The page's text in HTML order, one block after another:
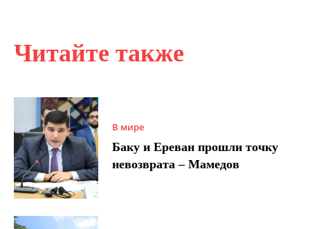
Читайте также
В мире
Баку и Ереван прошли точку
невозврата – Мамедов